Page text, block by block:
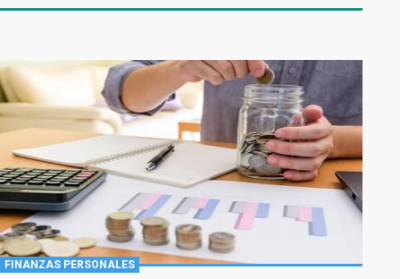
FINANZAS PERSONALES